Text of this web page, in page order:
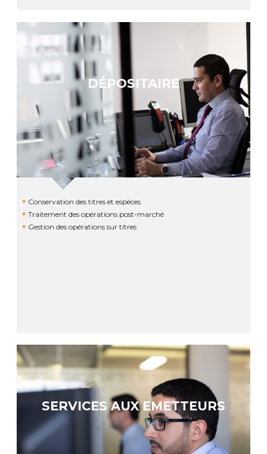
DÉPOSITAIRE
Conservation des titres et espèces
Traitement des opérations post-marché
Gestion des opérations sur titres
SERVICES AUX EMETTEURS